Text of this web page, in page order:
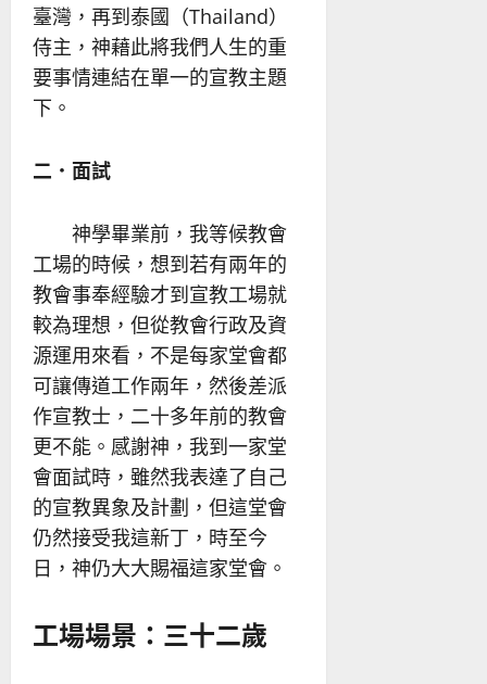
臺灣，再到泰國（Thailand）
侍主，神藉此將我們人生的重
要事情連結在單一的宣教主題
下。
二．面試
神學畢業前，我等候教會
工場的時候，想到若有兩年的
教會事奉經驗才到宣教工場就
較為理想，但從教會行政及資
源運用來看，不是每家堂會都
可讓傳道工作兩年，然後差派
作宣教士，二十多年前的教會
更不能。感謝神，我到一家堂
會面試時，雖然我表達了自己
的宣教異象及計劃，但這堂會
仍然接受我這新丁，時至今
日，神仍大大賜福這家堂會。
工場場景：三十二歲